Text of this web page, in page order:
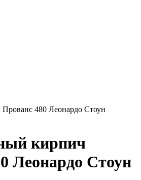
480 Леонардо Стоун
кирпич
Леонардо Стоун